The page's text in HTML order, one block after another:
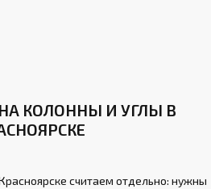
КОЛОННЫ И УГЛЫ В
считаем отдельно: нужны